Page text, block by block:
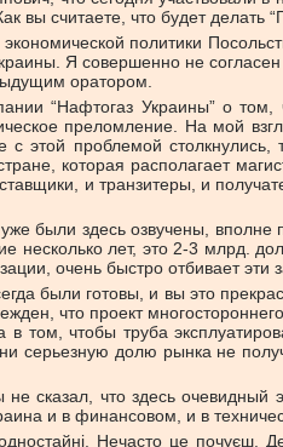
вы считаете, что будет делать
политики
Я совершенно не
оратором.
“Нафтогаз Украины” о
преломление. На мой
этой проблемой
которая располагает
и транзитеры, и
были здесь озвучены, вполне
несколько лет, это 2-3 млрд.
очень быстро отбивает эти
были готовы, и вы это
что проект
в том, чтобы труба
серьезную долю рынка не
не сказал, что здесь
и в финансовом, и в
Нечасто це почуєш.